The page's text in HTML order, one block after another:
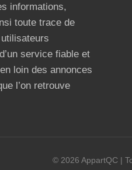
informations,
toute trace de
service fiable et
loin des annonces
l’on retrouve
© 2026 AppartQC |